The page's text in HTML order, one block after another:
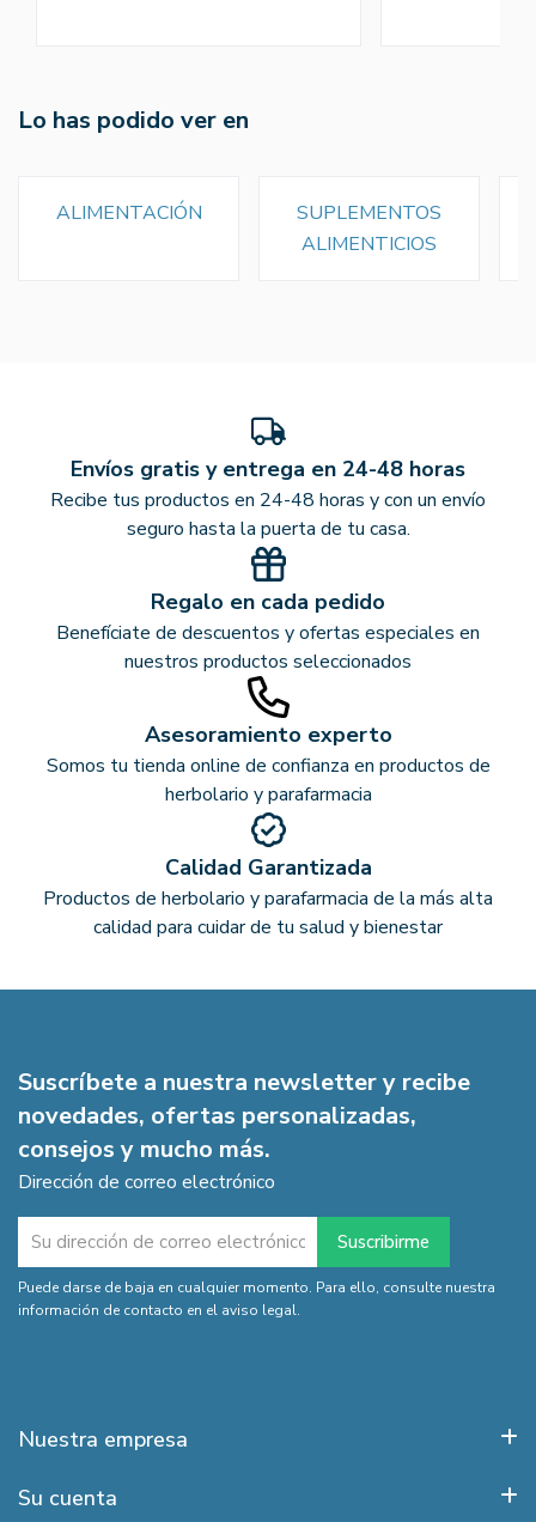
Lo has podido ver en
ALIMENTACIÓN
SUPLEMENTOS
ALIMENTICIOS
Envíos gratis y entrega en 24-48 horas
Recibe tus productos en 24-48 horas y con un envío
seguro hasta la puerta de tu casa.
Regalo en cada pedido
Benefíciate de descuentos y ofertas especiales en
nuestros productos seleccionados
Asesoramiento experto
Somos tu tienda online de confianza en productos de
herbolario y parafarmacia
Calidad Garantizada
Productos de herbolario y parafarmacia de la más alta
calidad para cuidar de tu salud y bienestar
Suscríbete a nuestra newsletter y recibe
novedades, ofertas personalizadas,
consejos y mucho más.
Dirección de correo electrónico
Puede darse de baja en cualquier momento. Para ello, consulte nuestra
información de contacto en el aviso legal.
Nuestra empresa
Su cuenta